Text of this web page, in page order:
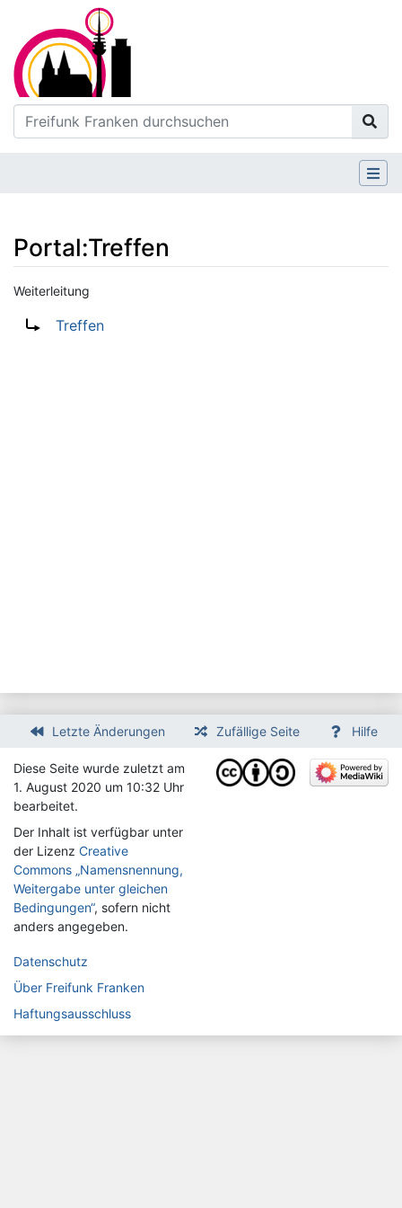
Portal:Treffen
Weiterleitung
Treffen
Letzte Änderungen Zufällige Seite Hilfe
Diese Seite wurde zuletzt am
1. August 2020 um 10:32 Uhr
bearbeitet.
Der Inhalt ist verfügbar unter
der Lizenz Creative
Commons „Namensnennung,
Weitergabe unter gleichen
Bedingungen“, sofern nicht
anders angegeben.
Datenschutz
Über Freifunk Franken
Haftungsausschluss